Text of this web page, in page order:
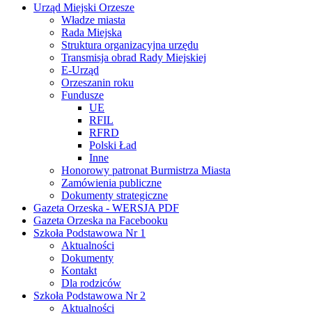
Urząd Miejski Orzesze
Władze miasta
Rada Miejska
Struktura organizacyjna urzędu
Transmisja obrad Rady Miejskiej
E-Urząd
Orzeszanin roku
Fundusze
UE
RFIL
RFRD
Polski Ład
Inne
Honorowy patronat Burmistrza Miasta
Zamówienia publiczne
Dokumenty strategiczne
Gazeta Orzeska - WERSJA PDF
Gazeta Orzeska na Facebooku
Szkoła Podstawowa Nr 1
Aktualności
Dokumenty
Kontakt
Dla rodziców
Szkoła Podstawowa Nr 2
Aktualności